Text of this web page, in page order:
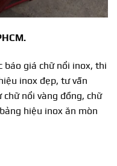
báo giá chữ nổi inox, thi
inox đẹp, tư vấn
nổi vàng đồng, chữ
hiệu inox ăn mòn